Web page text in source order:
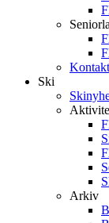
Ski
Arkiv